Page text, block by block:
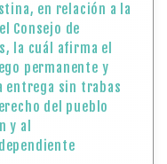
en relación a la
Consejo de
la cuál afirma el
permanente y
entrega sin trabas
del pueblo
y al